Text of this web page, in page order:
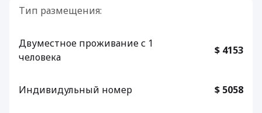
Тип размещения:
Двуместное проживание с 1
человека
$ 4153
Индивидульный номер $ 5058